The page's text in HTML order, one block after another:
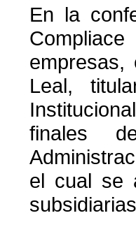
En la
Leal,
finales
el cual se